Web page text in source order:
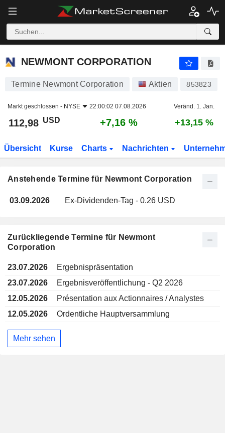
NEWMONT CORPORATION
NEWMONT CORPORATION
Termine Newmont Corporation Aktien 853823
Markt geschlossen - NYSE 22:00:02 07.08.2026 Veränd. 1. Jan.
112,98 USD +7,16 % +13,15 %
Übersicht Kurse Charts Nachrichten
Anstehende Termine für Newmont Corporation
03.09.2026 Ex-Dividenden-Tag - 0.26 USD
Zurückliegende Termine für Newmont
Corporation
23.07.2026
Ergebnispräsentation
23.07.2026
Ergebnisveröffentlichung - Q2 2026
12.05.2026
Présentation aux Actionnaires / Analystes
12.05.2026
Ordentliche Hauptversammlung
Mehr sehen